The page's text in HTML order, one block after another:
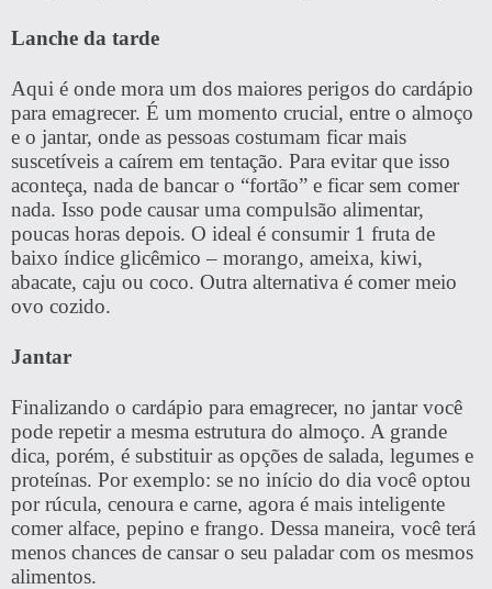
Lanche da tarde
Aqui é onde mora um dos maiores perigos do cardápio
para emagrecer. É um momento crucial, entre o almoço
e o jantar, onde as pessoas costumam ficar mais
suscetíveis a caírem em tentação. Para evitar que isso
aconteça, nada de bancar o “fortão” e ficar sem comer
nada. Isso pode causar uma compulsão alimentar,
poucas horas depois. O ideal é consumir 1 fruta de
baixo índice glicêmico – morango, ameixa, kiwi,
abacate, caju ou coco. Outra alternativa é comer meio
ovo cozido.
Jantar
Finalizando o cardápio para emagrecer, no jantar você
pode repetir a mesma estrutura do almoço. A grande
dica, porém, é substituir as opções de salada, legumes e
proteínas. Por exemplo: se no início do dia você optou
por rúcula, cenoura e carne, agora é mais inteligente
comer alface, pepino e frango. Dessa maneira, você terá
menos chances de cansar o seu paladar com os mesmos
alimentos.